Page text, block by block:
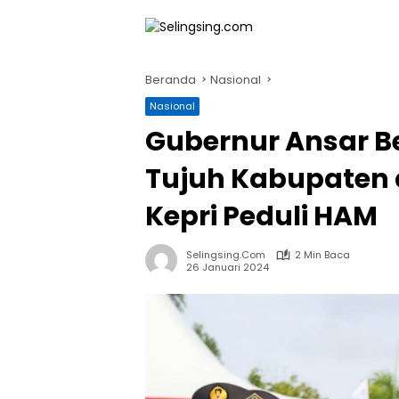
Beranda Nasional
Nasional
Gubernur Ansar
Tujuh Kabupaten
Kepri Peduli HAM
Selingsing.com
2 Min Baca
26 Januari 2024